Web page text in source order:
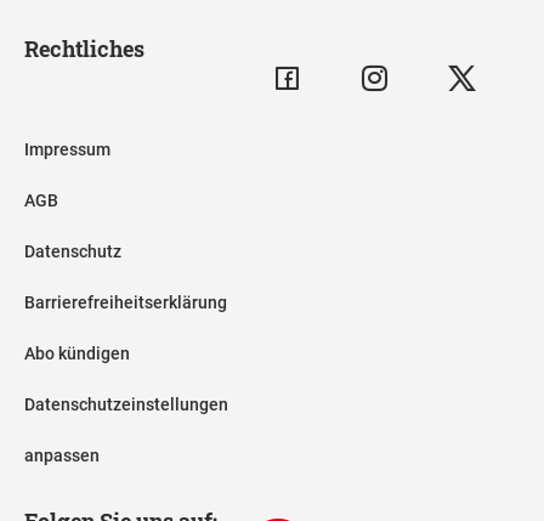
Rechtliches
Impressum
AGB
Datenschutz
Barrierefreiheitserklärung
Abo kündigen
Datenschutzeinstellungen
anpassen